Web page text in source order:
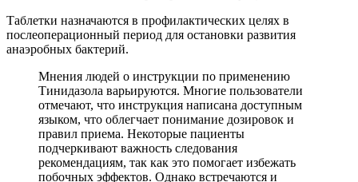
Таблетки назначаются в профилактических целях в
послеоперационный период для остановки развития
анаэробных бактерий.
Мнения людей о инструкции по применению
Тинидазола варьируются. Многие пользователи
отмечают, что инструкция написана доступным
языком, что облегчает понимание дозировок и
правил приема. Некоторые пациенты
подчеркивают важность следования
рекомендациям, так как это помогает избежать
побочных эффектов. Однако встречаются и